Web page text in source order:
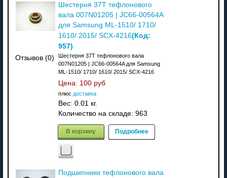
Отзывов (0)
Шестерня 37T тефлонового
вала 007N01205 | JC66-00564A
для Samsung ML-1510/ 1710/
1610/ 2015/ SCX-4216(Код:
957)
Шестерня 37T тефлонового вала
007N01205 | JC66-00564A для Samsung
ML-1510/ 1710/ 1610/ 2015/ SCX-4216
Цена: 100 руб
плюс доставка
Вес: 0.01 кг.
Количество на складе: 963
В корзину Подробнее
Подшипники тефлонового вала